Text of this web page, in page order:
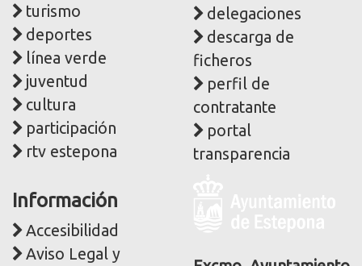
turismo
deportes
línea verde
juventud
cultura
participación
rtv estepona
delegaciones
descarga de
ficheros
perfil de
contratante
portal
transparencia
Información
Accesibilidad
Aviso Legal y